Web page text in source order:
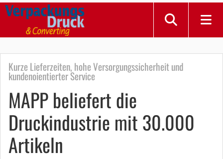
Kurze Lieferzeiten, hohe Versorgungssicherheit und
kundenoientierter Service
MAPP beliefert die
Druckindustrie mit 30.000
Artikeln